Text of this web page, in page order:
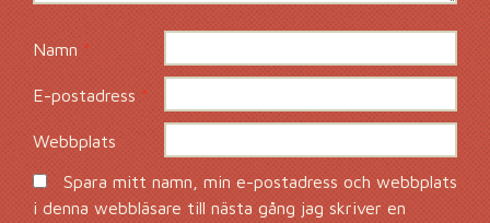
Namn*
E-postadress *
Webbplats
Spara mitt namn, min e-postadress och webbplats
i denna webbläsare till nästa gång jag skriver en